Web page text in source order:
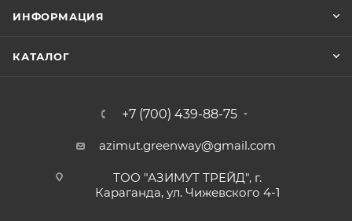
ИНФОРМАЦИЯ
КАТАЛОГ
+7 (700) 439-88-75
azimut.greenway@gmail.com
ТОО "АЗИМУТ ТРЕЙД", г.
Караганда, ул. Чижевского 4-1